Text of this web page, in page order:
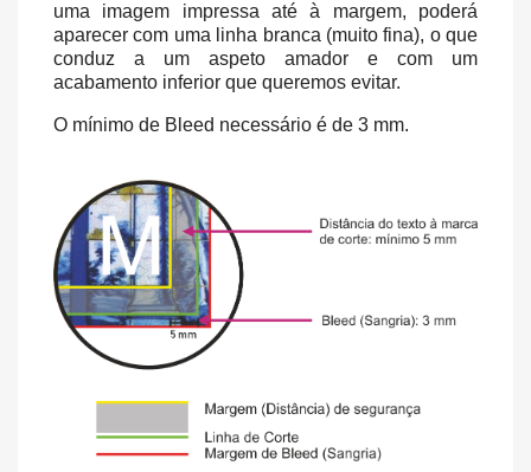
uma imagem impressa até à margem, poderá
aparecer com uma linha branca (muito fina), o que
conduz a um aspeto amador e com um
acabamento inferior que queremos evitar.
O mínimo de Bleed necessário é de 3 mm.